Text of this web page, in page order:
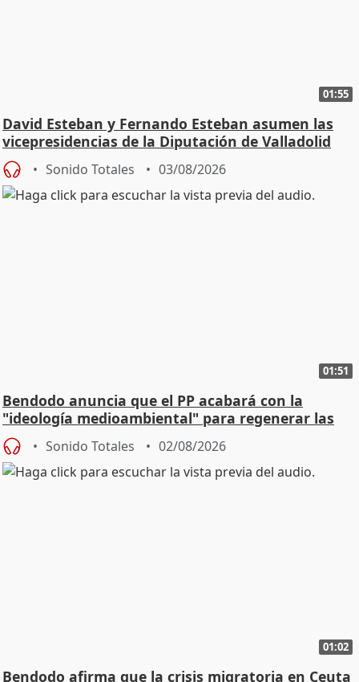
01:55
David Esteban y Fernando Esteban asumen las
vicepresidencias de la Diputación de Valladolid
Sonido Totales 03/08/2026
01:51
Bendodo anuncia que el PP acabará con la
"ideología medioambiental" para regenerar las
playas
Sonido Totales 02/08/2026
01:02
Bendodo afirma que la crisis migratoria en Ceuta